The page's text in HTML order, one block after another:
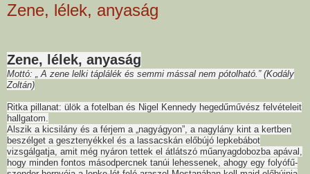
Zene, lélek, anyaság
Zene, lélek, anyaság
Mottó: „ A zene lelki táplálék és semmi mással nem pótolható.” (Kodály
Zoltán)
Ritka pillanat: ülök a fotelban és Nigel Kennedy hegedűművész felvételeit
hallgatom.
Alszik a kicsilány és a férjem a „nagyágyon”, a nagylány kint a kertben
beszélget a gesztenyékkel és a lassacskán előbújó lepkebábot
vizsgálgatja, amit még nyáron tettek el átlátszó műanyagdobozba apával,
hogy minden fontos másodpercnek tanúi lehessenek, ahogy egy folyófű-